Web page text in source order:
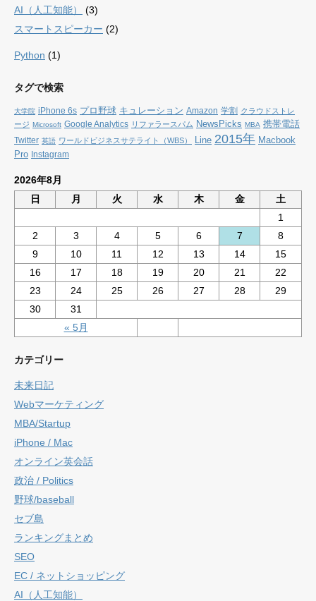
AI（人工知能）
(3)
スマートスピーカー (2)
Python (1)
タグで検索
大学院 iPhone 6s プロ野球 キュレーション Amazon 学割 クラウドストレ
ージ Microsoft Google Analytics リファラースパム NewsPicks MBA 携帯電話
Twitter 英語 ワールドビジネスサテライト（WBS） Line 2015年 Macbook
Pro Instagram
2026年8月
日
月 火 水 木 金 土
« 5月
1
2
3 4 5 6 7
8
9
10 11 12 13 14
15
16
17 18 19 20 21
22
23
24 25 26 27 28
29
30
31
カテゴリー
未来日記
Webマーケティング
MBA/Startup
iPhone / Mac
オンライン英会話
政治 / Politics
野球/baseball
セブ島
ランキングまとめ
SEO
EC / ネットショッピング
AI（人工知能）